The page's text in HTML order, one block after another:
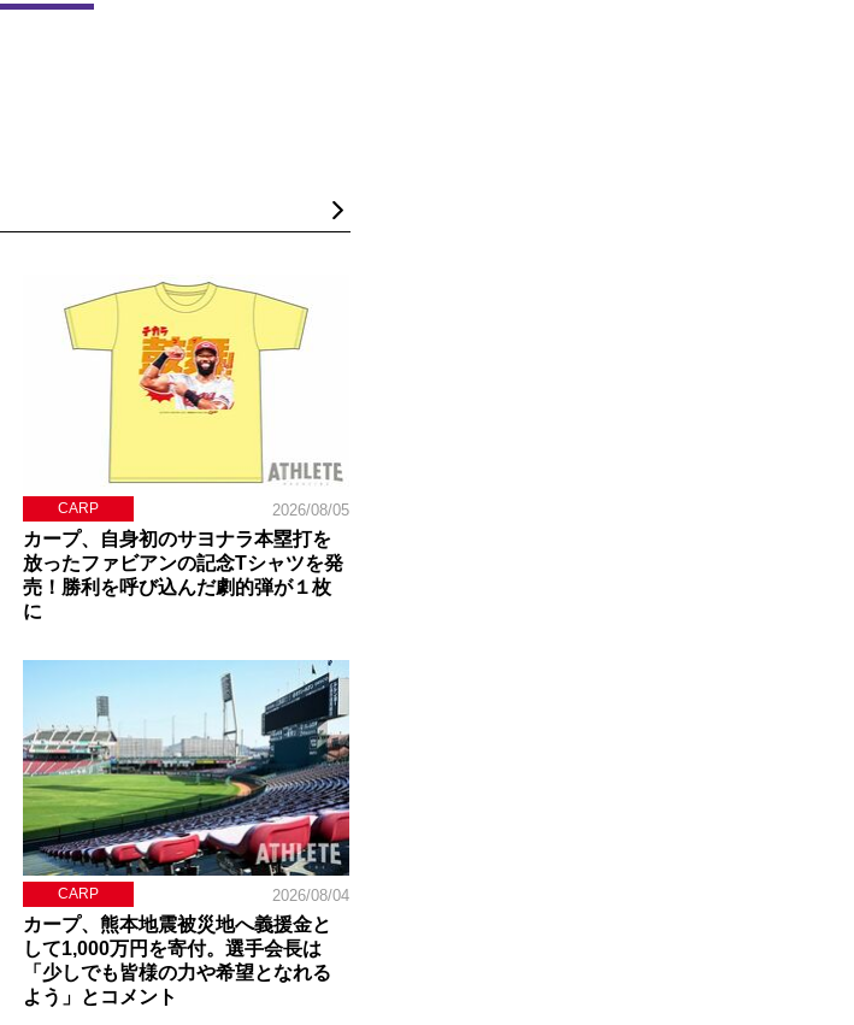
CARP 2026/08/05
カープ、自身初のサヨナラ本塁打を
放ったファビアンの記念Tシャツを発
売！勝利を呼び込んだ劇的弾が１枚
に
CARP 2026/08/04
カープ、熊本地震被災地へ義援金と
して1,000万円を寄付。選手会長は
「少しでも皆様の力や希望となれる
よう」とコメント